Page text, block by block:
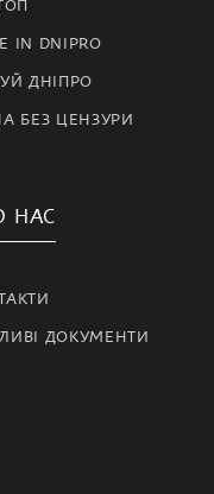
IN DNIPRO
ДНІПРО
БЕЗ ЦЕНЗУРИ
НАС
ДОКУМЕНТИ